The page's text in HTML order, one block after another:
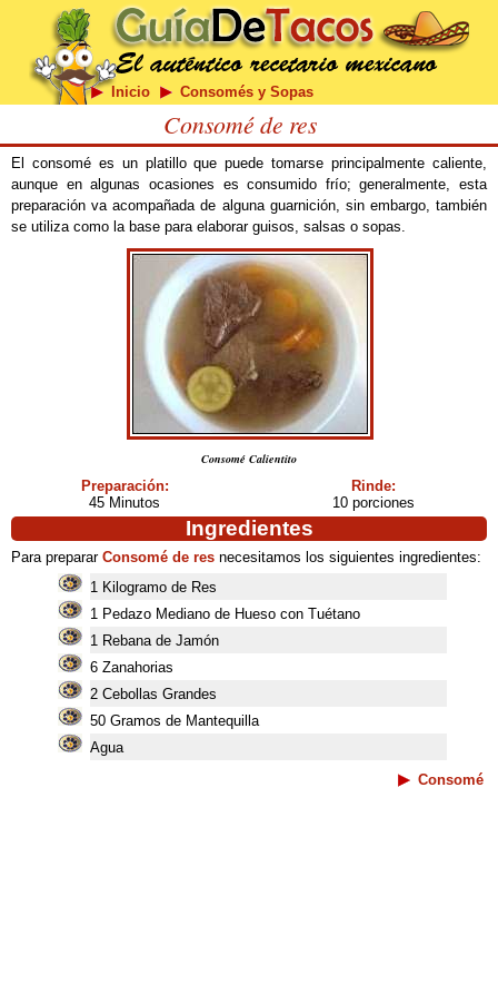
Inicio Consomés y Sopas
Consomé de res
El consomé es un platillo que puede tomarse principalmente caliente,
aunque en algunas ocasiones es consumido frío; generalmente, esta
preparación va acompañada de alguna guarnición, sin embargo, también
se utiliza como la base para elaborar guisos, salsas o sopas.
Consomé Calientito
Preparación:
45 Minutos
Rinde:
10 porciones
Ingredientes
Para preparar Consomé de res necesitamos los siguientes ingredientes:
1 Kilogramo de Res
1 Pedazo Mediano de Hueso con Tuétano
1 Rebana de Jamón
6 Zanahorias
2 Cebollas Grandes
50 Gramos de Mantequilla
Agua
Consomé